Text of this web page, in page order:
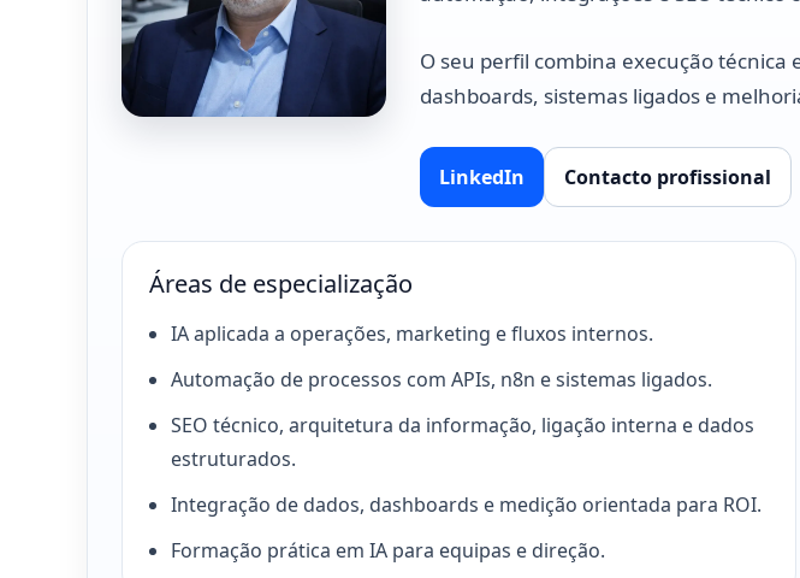
O seu perfil combina execução
dashboards, sistemas ligados e
LinkedIn Contacto profissional
Áreas de especialização
IA aplicada a operações, marketing e fluxos internos.
Automação de processos com APIs, n8n e sistemas ligados.
SEO técnico, arquitetura da informação, ligação interna e dados
estruturados.
Integração de dados, dashboards e medição orientada para ROI.
Formação prática em IA para equipas e direção.